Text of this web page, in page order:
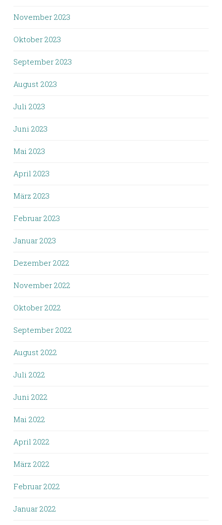
November 2023
Oktober 2023
September 2023
August 2023
Juli 2023
Juni 2023
Mai 2023
April 2023
März 2023
Februar 2023
Januar 2023
Dezember 2022
November 2022
Oktober 2022
September 2022
August 2022
Juli 2022
Juni 2022
Mai 2022
April 2022
März 2022
Februar 2022
Januar 2022